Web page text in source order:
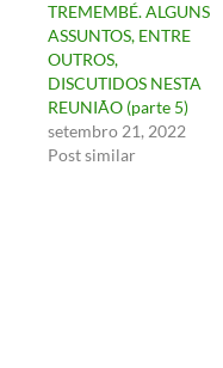
TREMEMBÉ. ALGUNS
ASSUNTOS, ENTRE
OUTROS,
DISCUTIDOS NESTA
REUNIÃO (parte 5)
setembro 21, 2022
Post similar